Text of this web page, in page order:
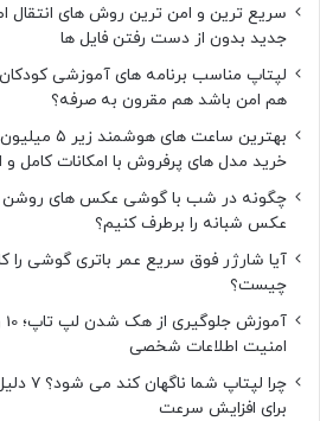
سریع ترین و امن ترین روش های انتقال
جدید بدون از دست رفتن فایل ها
لپتاپ مناسب برنامه های آموزشی
هم امن باشد هم مقرون به صرفه؟
بهترین ساعت
خرید مدل های پرفروش با امکانات کامل و
چگونه در شب با گوشی عکس های روشن
عکس شبانه را برطرف کنیم؟
آیا شارژر فوق سریع عمر باتری گوشی
چیست؟
امنیت اطلاعات شخصی
چرا
برای افزایش سرعت